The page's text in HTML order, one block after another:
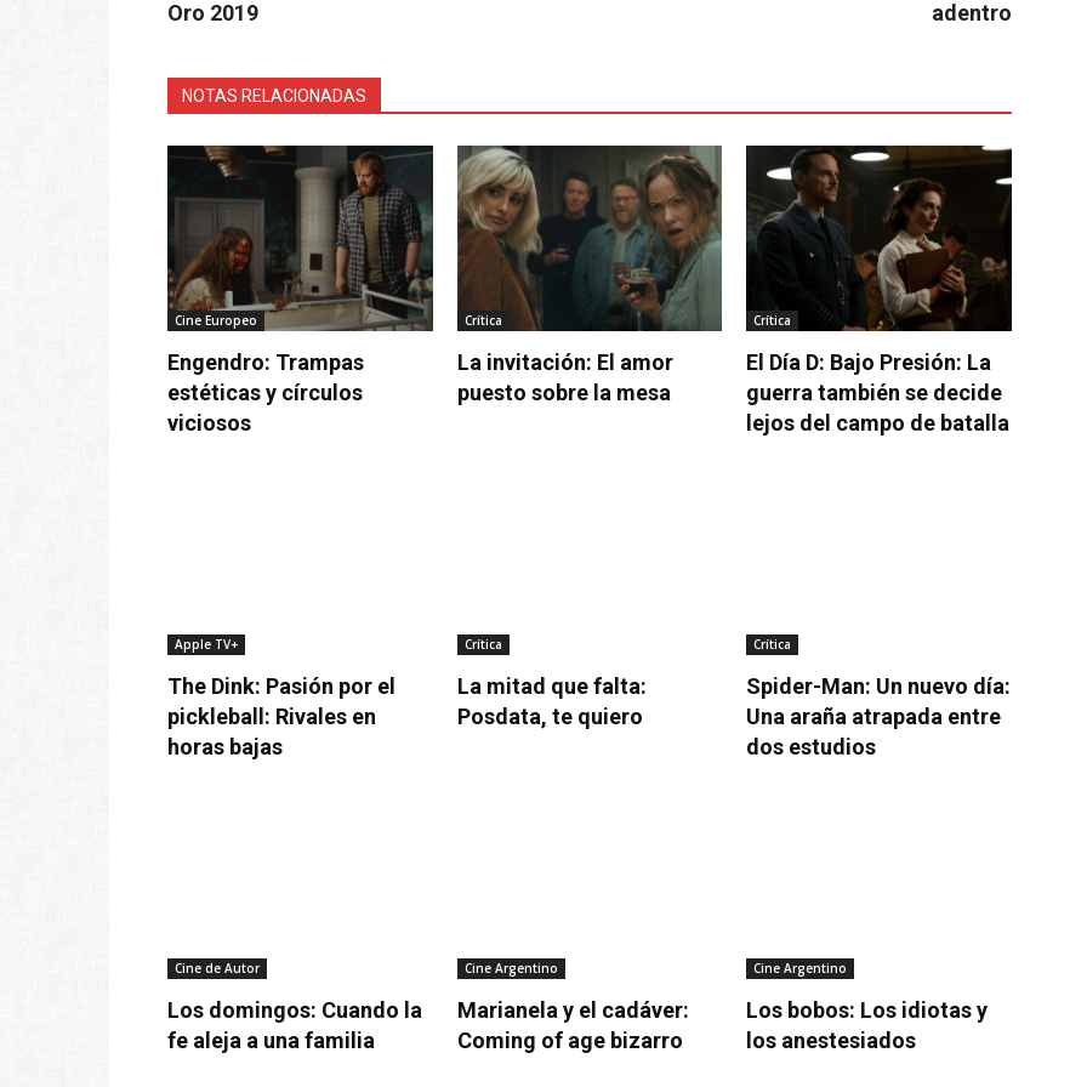
Oro 2019 adentro
NOTAS RELACIONADAS
Cine Europeo
Engendro: Trampas
estéticas y círculos
viciosos
Crítica
La invitación: El amor
puesto sobre la mesa
Crítica
El Día D: Bajo Presión: La
guerra también se decide
lejos del campo de batalla
Apple TV+
The Dink: Pasión por el
pickleball: Rivales en
horas bajas
Crítica
La mitad que falta:
Posdata, te quiero
Crítica
Spider-Man: Un nuevo día:
Una araña atrapada entre
dos estudios
Cine de Autor
Los domingos: Cuando la
fe aleja a una familia
Cine Argentino
Marianela y el cadáver:
Coming of age bizarro
Cine Argentino
Los bobos: Los idiotas y
los anestesiados